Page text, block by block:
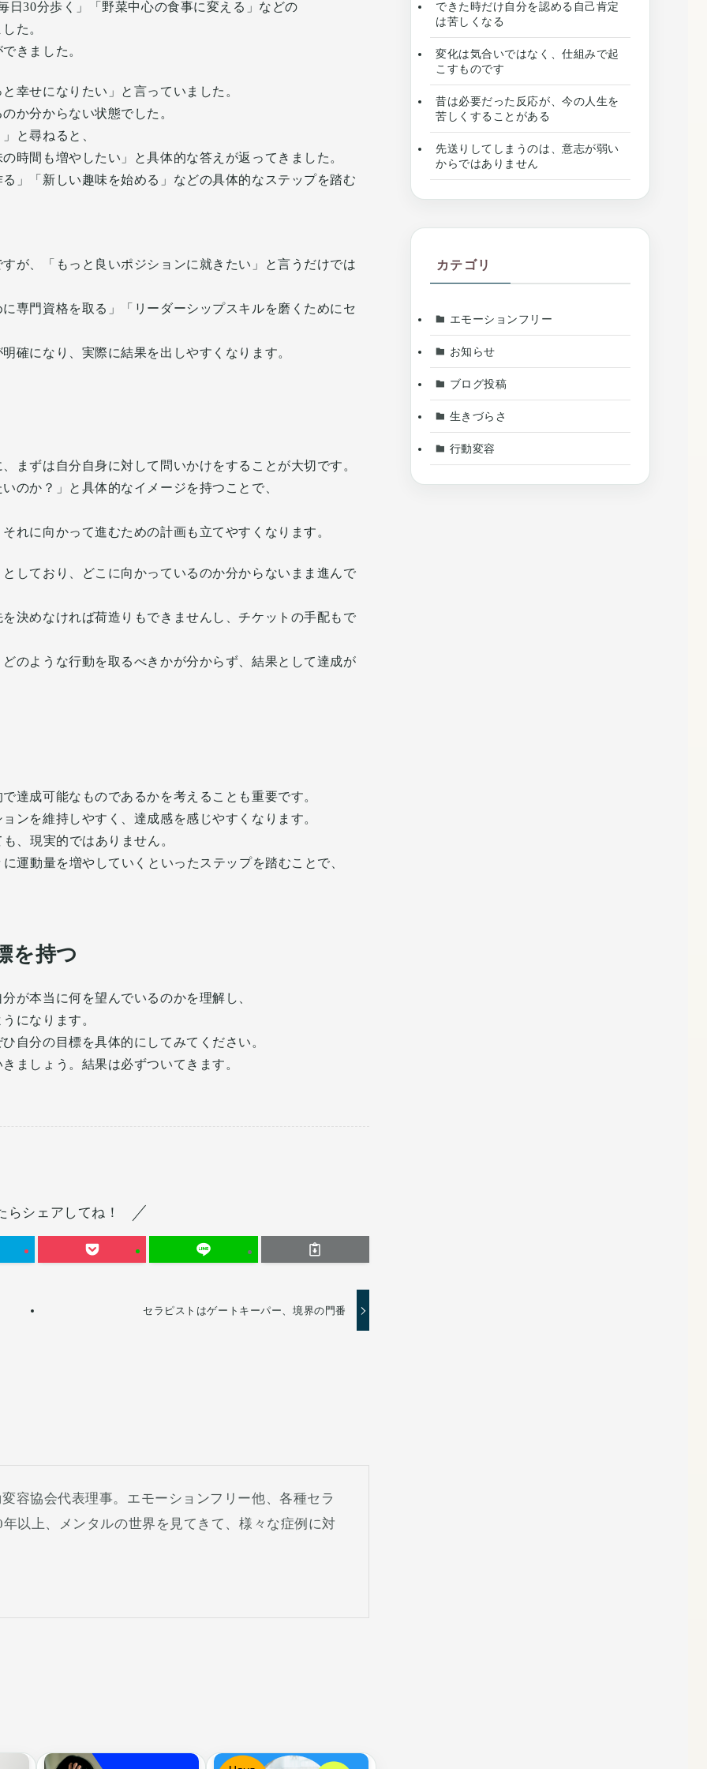
日30分歩く」「野菜中心の食事に変える」などの
た。
きました。
幸せになりたい」と言っていました。
か分からない状態でした。
と尋ねると、
時間も増やしたい」と具体的な答えが返ってきました。
」「新しい趣味を始める」などの具体的なステップを踏む
が、「もっと良いポジションに就きたい」と言うだけでは
専門資格を取る」「リーダーシップスキルを磨くためにセ
確になり、実際に結果を出しやすくなります。
まずは自分自身に対して問いかけをすることが大切です。
のか？」と具体的なイメージを持つことで、
れに向かって進むための計画も立てやすくなります。
しており、どこに向かっているのか分からないまま進んで
決めなければ荷造りもできませんし、チケットの手配もで
のような行動を取るべきかが分からず、結果として達成が
達成可能なものであるかを考えることも重要です。
ンを維持しやすく、達成感を感じやすくなります。
、現実的ではありません。
運動量を増やしていくといったステップを踏むことで、
を持つ
が本当に何を望んでいるのかを理解し、
になります。
自分の目標を具体的にしてみてください。
ましょう。結果は必ずついてきます。
らシェアしてね！
セラピストはゲートキーパー、境界の門番
容協会代表理事。エモーションフリー他、各種セラ
以上、メンタルの世界を見てきて、様々な症例に対
できた時だけ自分を認める自己肯定
は苦しくなる
変化は気合いではなく、仕組みで起
こすものです
昔は必要だった反応が、今の人生を
苦しくすることがある
先送りしてしまうのは、意志が弱い
からではありません
カテゴリ
エモーションフリー
お知らせ
ブログ投稿
生きづらさ
行動変容